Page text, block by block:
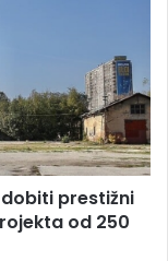
prestižni
od 250